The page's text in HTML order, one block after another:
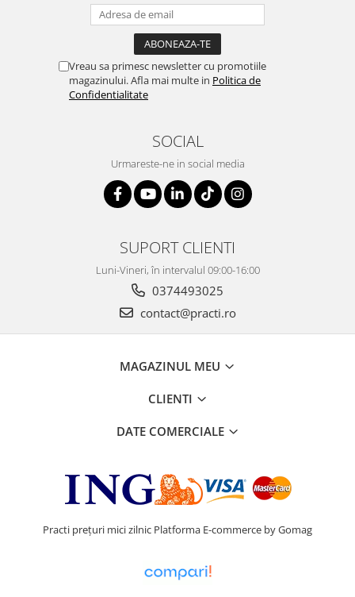
Vreau sa primesc newsletter cu promotiile
magazinului. Afla mai multe in Politica de
Confidentialitate
SOCIAL
Urmareste-ne in social media
SUPORT CLIENTI
Luni-Vineri, în intervalul 09:00-16:00
0374493025
contact@practi.ro
MAGAZINUL MEU
CLIENTI
DATE COMERCIALE
Practi prețuri mici zilnic Platforma E-commerce by Gomag